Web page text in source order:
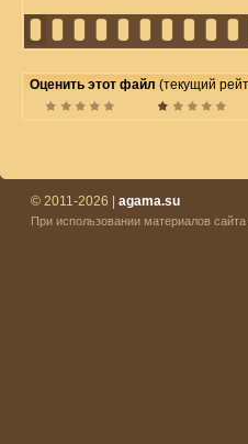
Оценить этот файл (текущий
© 2011-2026 | agama.su
При использовании материалов